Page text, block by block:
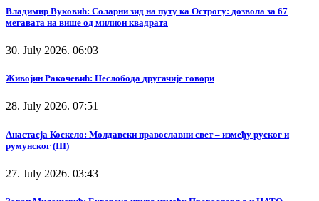
Владимир Вуковић: Соларни зид на путу ка Острогу: дозвола за 67
мегавата на више од милион квадрата
30. July 2026. 06:03
Живојин Ракочевић: Неслобода другачије говори
28. July 2026. 07:51
Анастасја Коскело: Молдавски православни свет – између руског и
румунског (III)
27. July 2026. 03:43